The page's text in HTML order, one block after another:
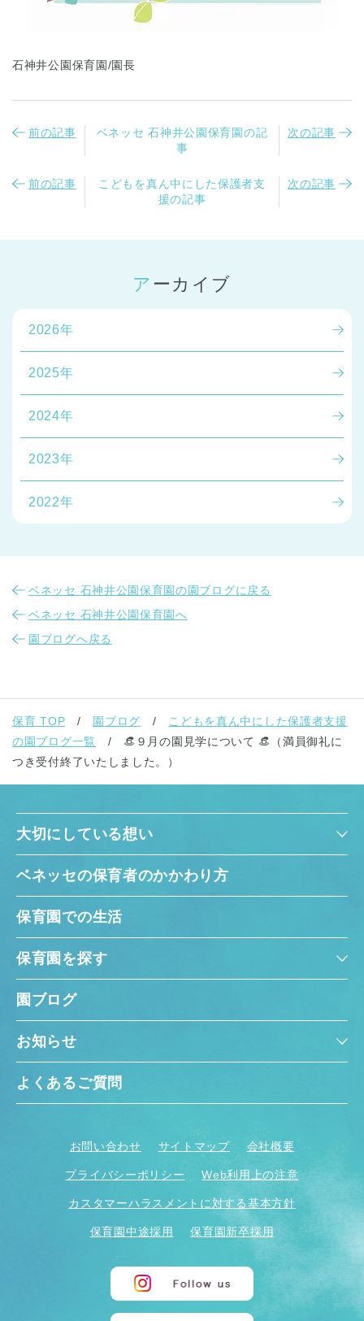
千葉県 全域
兵庫県 兵庫県 全域
石神井公園保育園/園長
前の記事
ベネッセ 石神井公園保育園の記
事
次の記事
前の記事
こどもを真ん中にした保護者支
援の記事
次の記事
アーカイブ
2026年
2025年
2024年
2023年
2022年
ベネッセ 石神井公園保育園の園ブログに戻る
ベネッセ 石神井公園保育園へ
園ブログへ戻る
保育 TOP 園ブログ
こどもを真ん中にした保護者支援
の園ブログ一覧
👒９月の園見学について 👒（満員御礼に
つき受付終了いたしました。）
大切にしている想い
ベネッセの保育者のかかわり方
保育園での生活
保育園を探す
園ブログ
お知らせ
よくあるご質問
お問い合わせ サイトマップ 会社概要
プライバシーポリシー Web利用上の注意
カスタマーハラスメントに対する基本方針
保育園中途採用 保育園新卒採用